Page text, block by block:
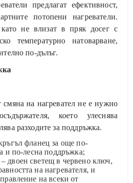
предлагат ефективност,
потопени нагреватели.
не влизат в пряк досег с
температурно натоварване,
по-дълъг.
на нагревател не е нужно
което улеснява
разходите за поддръжка.
фланец за още по-
и по-лесна поддръжка;
– двоен светещ в червено ключ,
на нагревателя, и
на всеки от